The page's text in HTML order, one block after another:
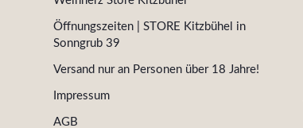
Öffnungszeiten | STORE Kitzbühel in
Sonngrub 39
Versand nur an Personen über 18 Jahre!
Impressum
AGB